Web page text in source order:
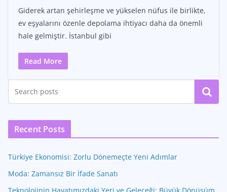
Giderek artan şehirleşme ve yükselen nüfus ile birlikte,
ev eşyalarını özenle depolama ihtiyacı daha da önemli
hale gelmiştir. İstanbul gibi
Read More
Ara
Recent Posts
Türkiye Ekonomisi: Zorlu Dönemeçte Yeni Adımlar
Moda: Zamansız Bir İfade Sanatı